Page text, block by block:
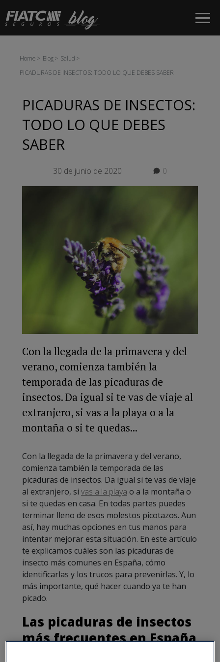
Saltar al contenido principal
Home Blog
Salud
PICADURAS DE INSECTOS: TODO LO QUE DEBES SABER
PICADURAS DE INSECTOS:
TODO LO QUE DEBES
SABER
30 de junio de 2020 0
Con la llegada de la primavera y del
verano, comienza también la
temporada de las picaduras de
insectos. Da igual si te vas de viaje al
extranjero, si vas a la playa o a la
montaña o si te quedas...
Con la llegada de la primavera y del verano,
comienza también la temporada de las
picaduras de insectos. Da igual si te vas de viaje
al extranjero, si vas a la playa o a la montaña o
si te quedas en casa. En todas partes puedes
terminar lleno de esos molestos picotazos. Aun
así, hay muchas opciones en tus manos para
intentar mejorar esta situación. En este artículo
te explicamos cuáles son las picaduras de
insecto más comunes en España, cómo
identificarlas y los trucos para prevenirlas. Y, lo
más importante, qué hacer cuando ya te han
picado.
Las picaduras de insectos
más frecuentes en España
En invierno los insectos están dormidos u